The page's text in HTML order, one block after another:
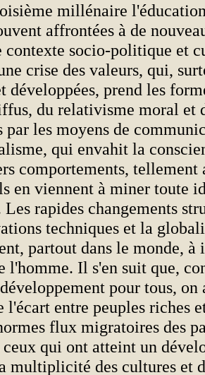
millénaire
affrontées à de
contexte socio-politique et
crise des valeurs, qui,
développées, prend les
du relativisme moral et
par les moyens de
qui envahit la
comportements, tellement
en viennent à miner toute
rapides changements
techniques et la
partout dans le monde,
l'homme. Il s'en suit que,
pour tous, on
l'écart entre peuples riches
flux migratoires des
ceux qui ont atteint un
multiplicité des cultures et